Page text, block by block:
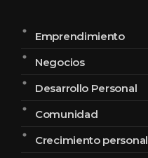
Emprendimiento
Negocios
Desarrollo Personal
Comunidad
Crecimiento personal